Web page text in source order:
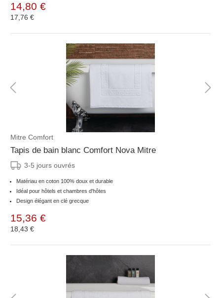
14,80 €
17,76 €
Mitre Comfort
Tapis de bain blanc Comfort Nova Mitre
3-5 jours ouvrés
Matériau en coton 100% doux et durable
Idéal pour hôtels et chambres d'hôtes
Design élégant en clé grecque
15,36 €
18,43 €